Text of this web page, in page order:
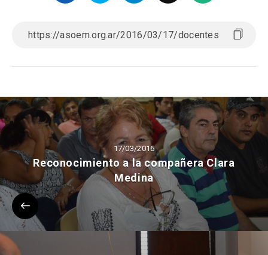
17/03/2016
Reconocimiento a la compañera Clara
Medina